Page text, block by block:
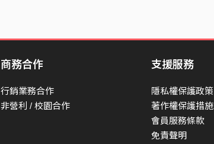
商務合作
行銷業務合作
非營利 / 校園合作
支援服務
隱私權保護政策
著作權保護措施
會員服務條款
免責聲明